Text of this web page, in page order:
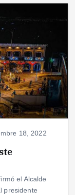
18, 2022
el Alcalde
presidente